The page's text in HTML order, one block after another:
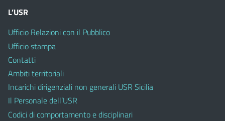
L’USR
Ufficio Relazioni con il Pubblico
Ufficio stampa
Contatti
Ambiti territoriali
Incarichi dirigenziali non generali USR Sicilia
Il Personale dell’USR
Codici di comportamento e disciplinari